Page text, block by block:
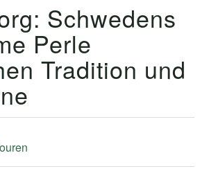
Schwedens
Perle
Tradition und